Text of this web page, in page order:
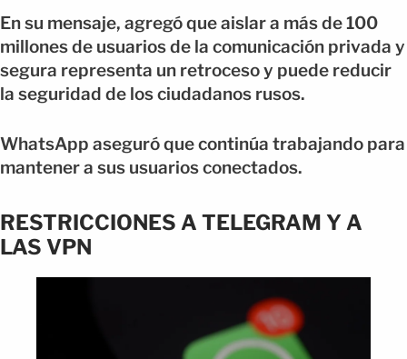
En su mensaje, agregó que aislar a más de 100
millones de usuarios de la comunicación privada y
segura representa un retroceso y puede reducir
la seguridad de los ciudadanos rusos.
WhatsApp aseguró que continúa trabajando para
mantener a sus usuarios conectados.
RESTRICCIONES A TELEGRAM Y A
LAS VPN